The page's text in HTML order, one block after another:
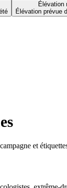
Élévation
Élévation prévue
et